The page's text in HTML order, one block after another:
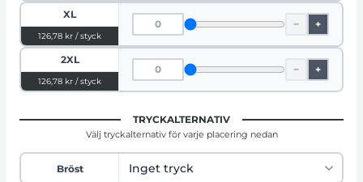
XL
126,78 kr / styck
− +
2XL
126,78 kr / styck
− +
TRYCKALTERNATIV
Välj tryckalternativ för varje placering nedan
Bröst